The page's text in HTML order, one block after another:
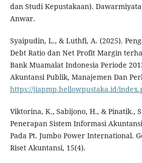
dan Studi Kepustakaan). Dawarmiyata
Anwar.
Syaipudin, L., & Luthfi, A. (2025).
Debt Ratio dan Net Profit Margin
Bank Muamalat Indonesia Periode
Akuntansi Publik, Manajemen Dan
https://jiapmp.hellowpustaka.id/
Viktorina, K., Sabijono, H., & Pinatik.,
Penerapan Sistem Informasi
Pada Pt. Jumbo Power International.
Riset Akuntansi, 15(4).